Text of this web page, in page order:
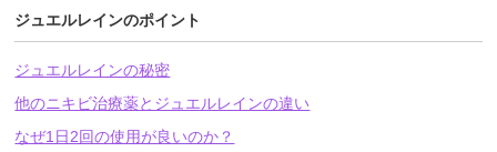
ジュエルレインのポイント
ジュエルレインの秘密
他のニキビ治療薬とジュエルレインの違い
なぜ1日2回の使用が良いのか？